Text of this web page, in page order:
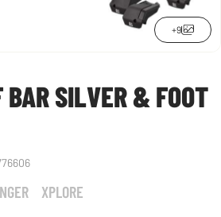
+9
BAR SILVER & FOOT
XPLORE